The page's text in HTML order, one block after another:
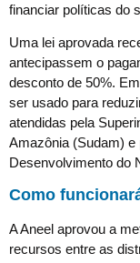
financiar políticas do
Uma lei aprovada
antecipassem o
desconto de 50%.
ser usado para
atendidas pela
Amazônia (Sudam) e
Desenvolvimento do
Como
A Aneel aprovou a
recursos entre as